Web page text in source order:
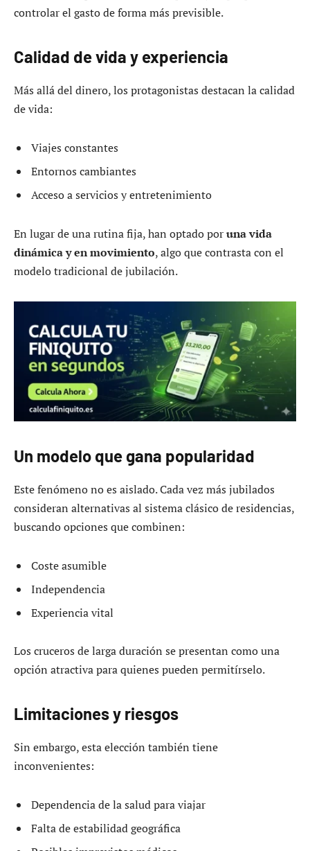
controlar el gasto de forma más previsible.
Calidad de vida y experiencia
Más allá del dinero, los protagonistas destacan la calidad
de vida:
Viajes constantes
Entornos cambiantes
Acceso a servicios y entretenimiento
En lugar de una rutina fija, han optado poruna vida
dinámica y en movimiento, algo que contrasta con el
modelo tradicional de jubilación.
Un modelo que gana popularidad
Este fenómeno no es aislado. Cada vez más jubilados
consideran alternativas al sistema clásico de residencias,
buscando opciones que combinen:
Coste asumible
Independencia
Experiencia vital
Los cruceros de larga duración se presentan como una
opción atractiva para quienes pueden permitírselo.
Limitaciones y riesgos
Sin embargo, esta elección también tiene
inconvenientes:
Dependencia de la salud para viajar
Falta de estabilidad geográfica